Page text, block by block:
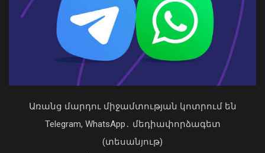
2026 թվականի հունիսն ու հուլիսը
Եվրոպայում դարձել են
դիտարկումների պատմության
ամենաշոգ ամիսները
Առանց մարդու միջամտության կոտրում են
Telegram, WhatsApp․ մեդիափորձագետ
(տեսանյութ)